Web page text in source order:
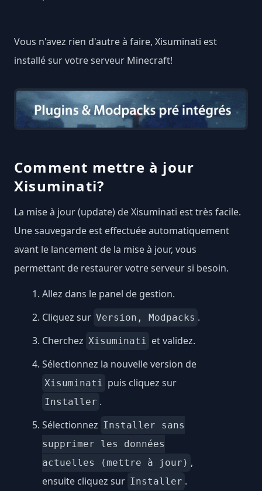
Vous n'avez rien d'autre à faire, Xisuminati est
installé sur votre serveur Minecraft!
Comment mettre à jour
Xisuminati?
La mise à jour (update) de Xisuminati est très facile.
Une sauvegarde est effectuée automatiquement
avant le lancement de la mise à jour, vous
permettant de restaurer votre serveur si besoin.
Allez dans le panel de gestion.
Cliquez sur Version, Modpacks .
Cherchez Xisuminati
et validez.
Sélectionnez la nouvelle version de
Xisuminati puis cliquez sur
Installer .
Sélectionnez Installer sans
supprimer les données
actuelles (mettre à jour) ,
ensuite cliquez sur Installer .